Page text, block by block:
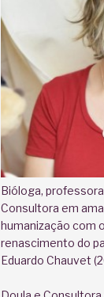
Bióloga,
Consultora em
humanização com
renascimento do
Eduardo Chauvet